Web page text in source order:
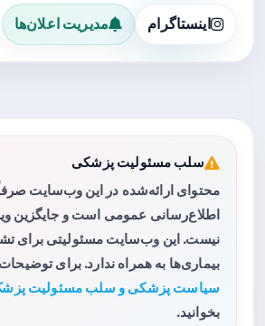
اینستاگرام مدیریت اعلان‌ها
سلب مسئولیت پزشکی
محتوای ارائه‌شده در این وب‌سایت
اطلاع‌رسانی عمومی است و جایگزین
نیست. این وب‌سایت مسئولیتی برای
بیماری‌ها به همراه ندارد. برای
سیاست پزشکی و سلب مسئولیت
بخوانید.